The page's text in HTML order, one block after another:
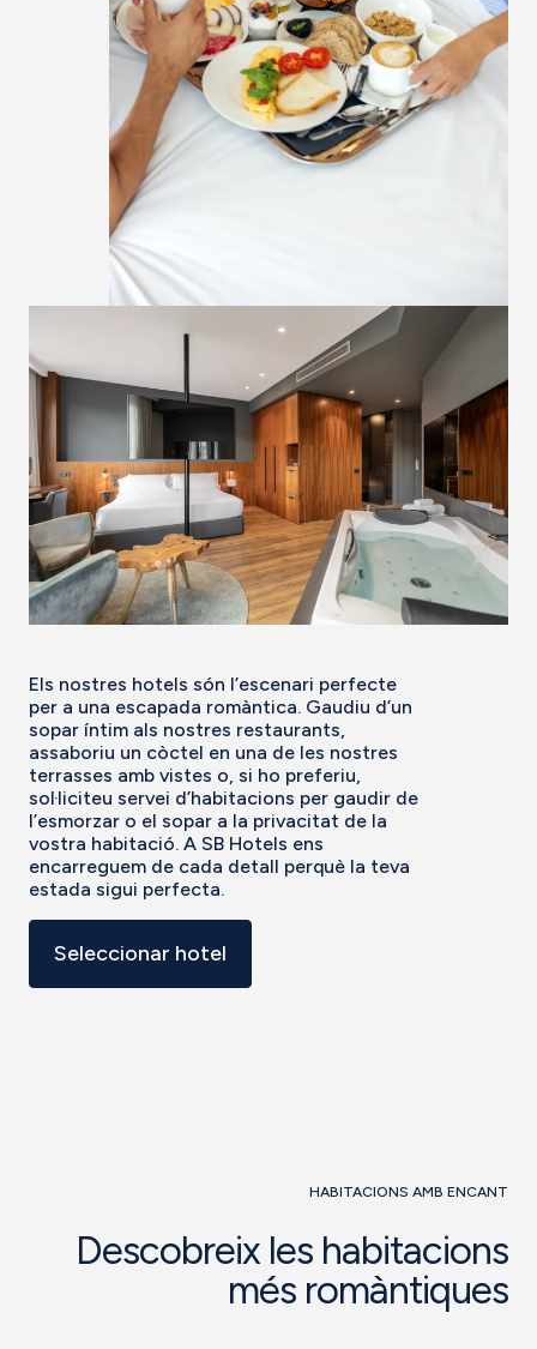
Els nostres hotels són l’escenari perfecte
per a una escapada romàntica. Gaudiu d’un
sopar íntim als nostres restaurants,
assaboriu un còctel en una de les nostres
terrasses amb vistes o, si ho preferiu,
sol·liciteu servei d’habitacions per gaudir de
l’esmorzar o el sopar a la privacitat de la
vostra habitació. A SB Hotels ens
encarreguem de cada detall perquè la teva
estada sigui perfecta.
Seleccionar hotel
HABITACIONS AMB ENCANT
Descobreix les habitacions
més romàntiques